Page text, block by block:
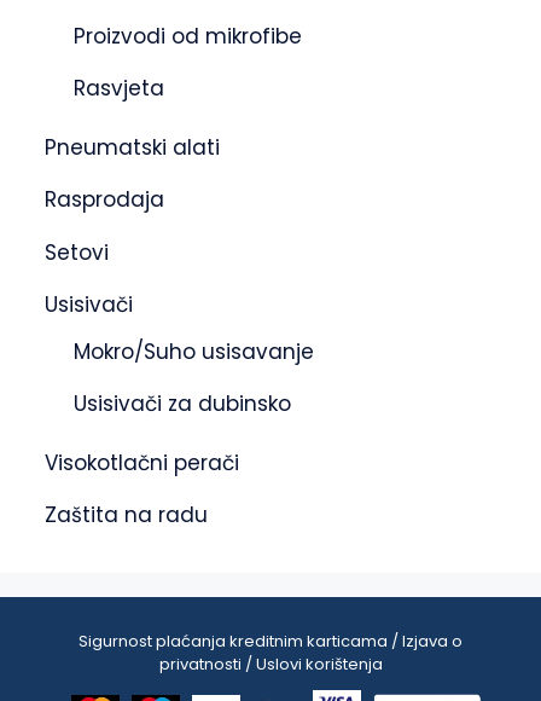
Proizvodi od mikrofibe
Rasvjeta
Pneumatski alati
Rasprodaja
Setovi
Usisivači
Mokro/Suho usisavanje
Usisivači za dubinsko
Visokotlačni perači
Zaštita na radu
Sigurnost plaćanja kreditnim karticama / Izjava o
privatnosti / Uslovi korištenja